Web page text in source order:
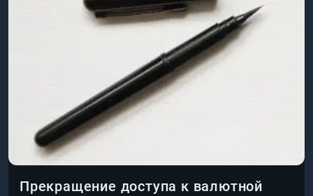
Прекращение доступа к валютной